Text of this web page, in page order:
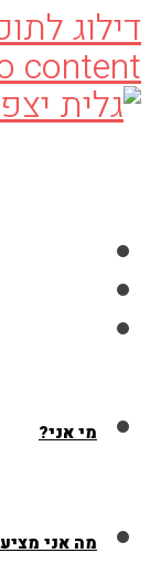
דילוג
content
מי אני?
מה אני